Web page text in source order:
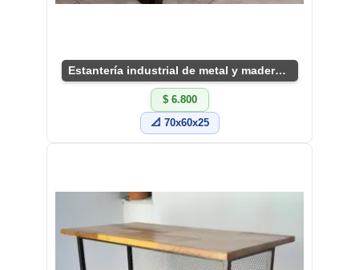
Estantería industrial de metal y madera resistente
$ 6.800
📐 70x60x25